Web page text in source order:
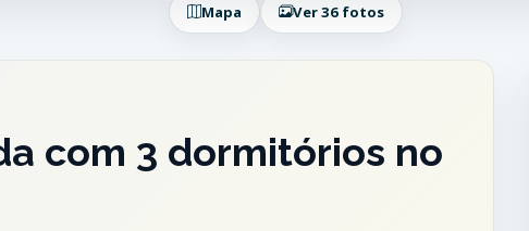
Mapa Ver 36 fotos
com 3 dormitórios no